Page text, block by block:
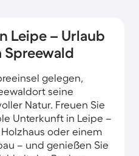
Leipe – Urlaub
Spreewald
gelegen,
seine
Natur. Freuen Sie
Unterkunft in Leipe –
oder einem
– und genießen Sie